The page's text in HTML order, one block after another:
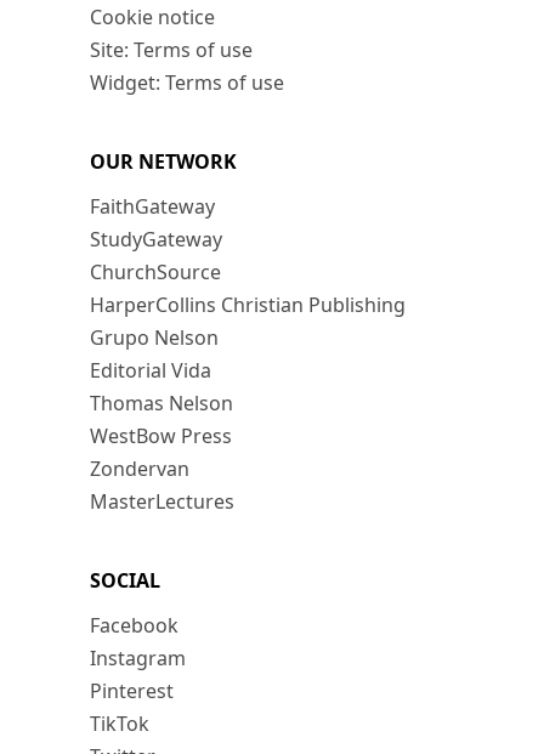
Cookie notice
Site: Terms of use
Widget: Terms of use
OUR NETWORK
FaithGateway
StudyGateway
ChurchSource
HarperCollins Christian Publishing
Grupo Nelson
Editorial Vida
Thomas Nelson
WestBow Press
Zondervan
MasterLectures
SOCIAL
Facebook
Instagram
Pinterest
TikTok